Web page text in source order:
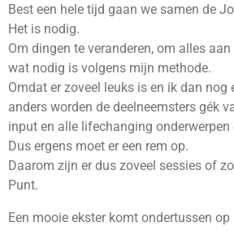
Best een hele tijd gaan we samen de
Het is nodig.
Om dingen te veranderen, om alles
wat nodig is volgens mijn methode.
Omdat er zoveel leuks is en ik dan nog
anders worden de deelneemsters gék
input en alle lifechanging onderwerpen
Dus ergens moet er een rem op.
Daarom zijn er dus zoveel sessies of
Punt.
Een mooie ekster komt ondertussen